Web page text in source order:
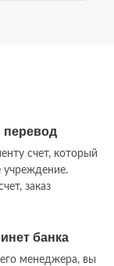
перевод
счет, который
учреждение.
заказ
банка
менеджера, вы